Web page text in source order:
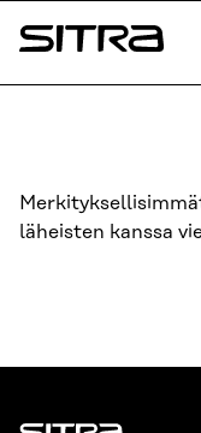
Siirry
suoraan
Sitra
läheisten kanssa